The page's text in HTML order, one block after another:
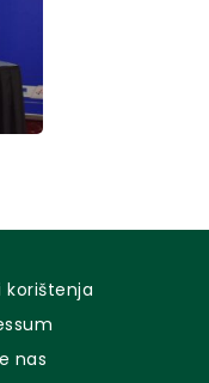
korištenja
nas